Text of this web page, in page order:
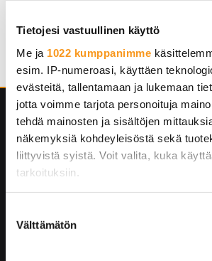
Tietojesi vastuullinen käyttö
Me ja 1022 kumppanimme
esim. IP-numeroasi, käyttäen
evästeitä, tallentamaan ja lukemaan
jotta voimme tarjota personoituja
tehdä mainosten ja sisältöjen
näkemyksiä kohdeyleisöstä sekä
liittyvistä syistä. Voit valita, kuka
tarkoituksiin.
Kerätä tietoja maantieteellisestä
valinta
Välttämätön
Applications